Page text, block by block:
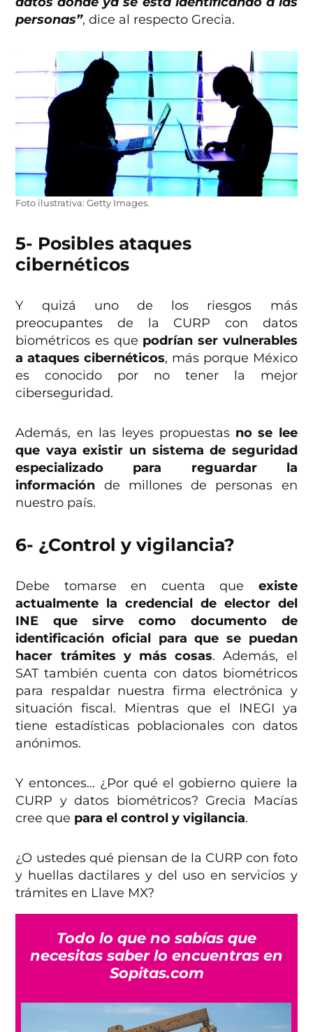
personas”, dice al respecto Grecia.
Foto ilustrativa: Getty Images.
5- Posibles ataques
cibernéticos
Y quizá uno de los riesgos más
preocupantes de la CURP con datos
biométricos es que podrían ser vulnerables
a ataques cibernéticos, más porque México
es conocido por no tener la mejor
ciberseguridad.
Además, en las leyes propuestas no se lee
que vaya existir un sistema de seguridad
especializado para reguardar la
información de millones de personas en
nuestro país.
6- ¿Control y vigilancia?
Debe tomarse en cuenta que existe
actualmente la credencial de elector del
INE que sirve como documento de
identificación oficial para que se puedan
hacer trámites y más cosas. Además, el
SAT también cuenta con datos biométricos
para respaldar nuestra firma electrónica y
situación fiscal. Mientras que el INEGI ya
tiene estadísticas poblacionales con datos
anónimos.
Y entonces… ¿Por qué el gobierno quiere la
CURP y datos biométricos? Grecia Macías
cree que para el control y vigilancia.
¿O ustedes qué piensan de la CURP con foto
y huellas dactilares y del uso en servicios y
trámites en Llave MX?
Todo lo que no sabías que
necesitas saber lo encuentras en
Sopitas.com